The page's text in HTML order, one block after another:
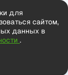
для
сайтом,
данных в
.